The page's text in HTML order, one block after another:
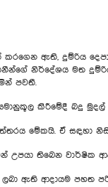
ඇති, දුම්රිය
නිර්දේශය මත
පවතී.
කිරීමේදී බදු
මේකයි. ඒ සඳහා නිසි
උපයා තිබෙන වාර්ෂික
ඇති ආදායම පහත